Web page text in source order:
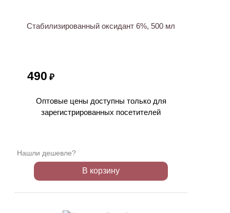
Стабилизированный оксидант 6%, 500 мл
490 ₽
Оптовые цены доступны только для
зарегистрированных посетителей
Нашли дешевле?
В корзину